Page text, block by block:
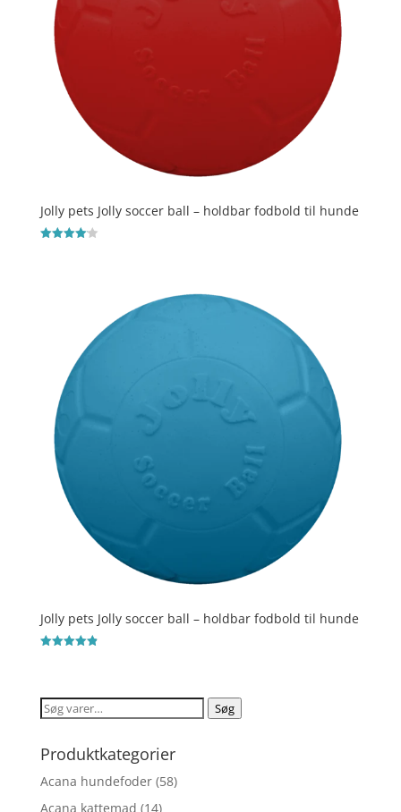
Jolly pets Jolly soccer ball – holdbar fodbold til hunde
Jolly pets Jolly soccer ball – holdbar fodbold til hunde
Søg
Søg
Produktkategorier
Acana hundefoder (58)
Acana kattemad (14)